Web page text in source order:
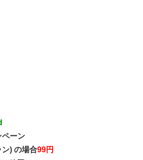
ペーン
) の場合99円